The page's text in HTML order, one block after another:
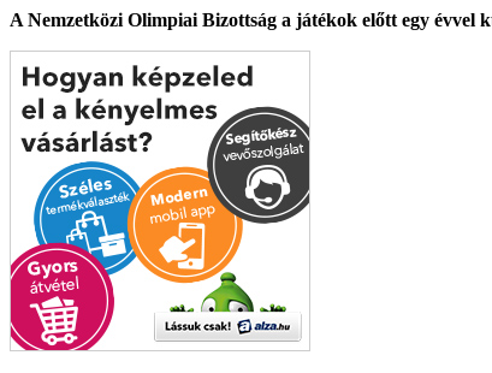
A Nemzetközi Olimpiai Bizottság a játékok előtt egy évvel